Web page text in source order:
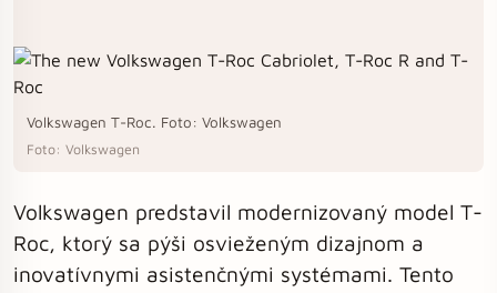
Volkswagen T-Roc. Foto: Volkswagen
Foto: Volkswagen
Volkswagen predstavil modernizovaný model T-
Roc, ktorý sa pýši osvieženým dizajnom a
inovatívnymi asistenčnými systémami. Tento